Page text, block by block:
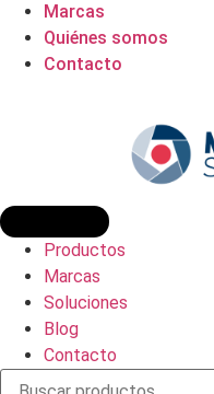
Marcas
Quiénes somos
Contacto
Productos
Marcas
Soluciones
Blog
Contacto
Búsqueda